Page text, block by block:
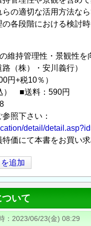
の適切な活用方法な
各段階における検討
維持管理性・景観性
（株）・安川義行）
円+税10％）
） ■送料：590円
照下さい：
detail/
価にて本書をお買い求
追加
いて
2023/06/23(金) 08:29